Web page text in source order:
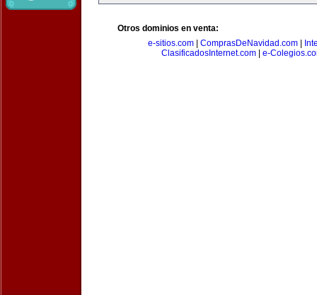
Otros dominios en venta:
e-sitios.com| ComprasDeNavidad.com|
ClasificadosInternet.com| e-